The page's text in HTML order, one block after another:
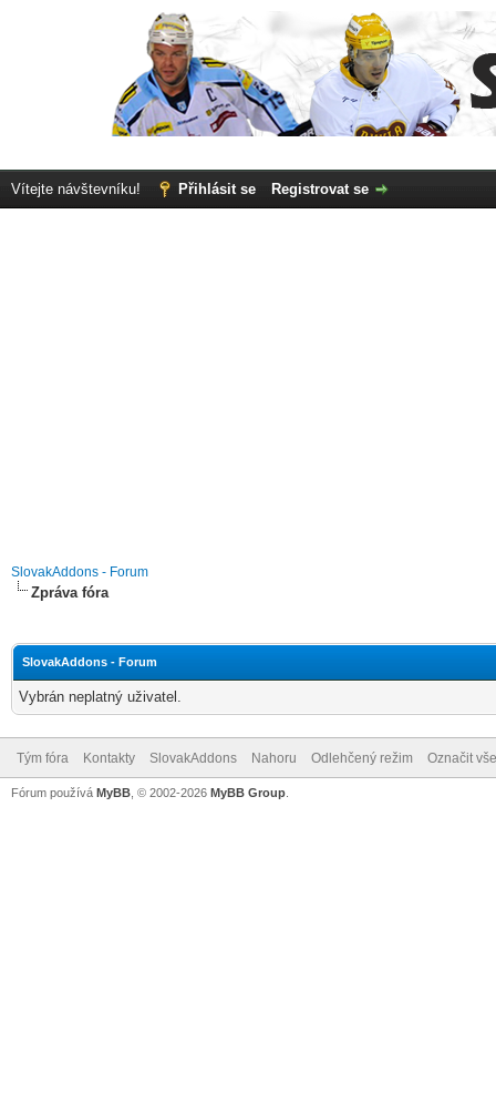
Vítejte návštevníku! Přihlásit se Registrovat se
SlovakAddons - Forum
Zpráva fóra
SlovakAddons - Forum
Vybrán neplatný uživatel.
Tým fóra Kontakty SlovakAddons Nahoru Odlehčený režim Označit
Fórum používá MyBB , © 2002-2026 MyBB Group